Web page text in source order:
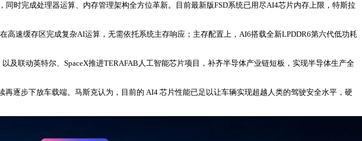
时完成处理器运算、内存管理架构全方位革新。目前最新版FSD系统已用尽AI4芯片内存上限，特斯拉
速缓存区完成复杂AI运算，无需依托系统主存响应；主存配置上，AI6搭载全新LPDDR6第六代低功耗
联动英特尔、SpaceX推进TERAFAB人工智能芯片项目，补齐半导体产业链短板，实现半导体生产全
逐步下放车载端。马斯克认为，目前的 AI4 芯片性能已足以让车辆实现超越人类的驾驶安全水平，硬